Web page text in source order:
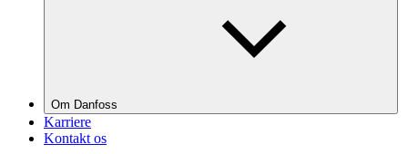
Om Danfoss
Karriere
Kontakt os